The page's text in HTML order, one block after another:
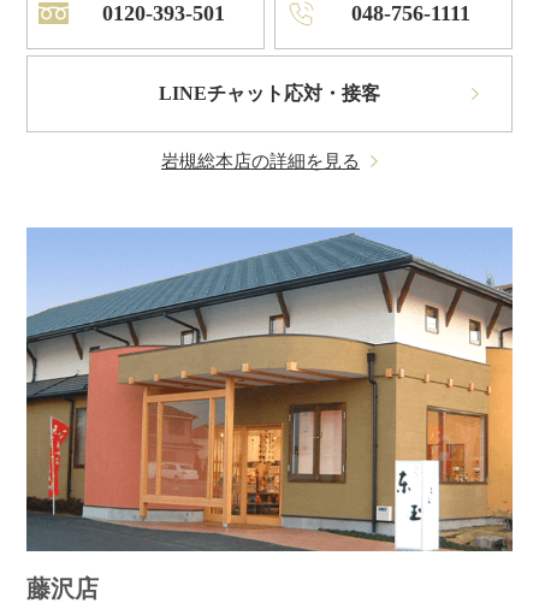
0120-393-501 048-756-1111
LINEチャット応対・接客
岩槻総本店の詳細を見る
藤沢店